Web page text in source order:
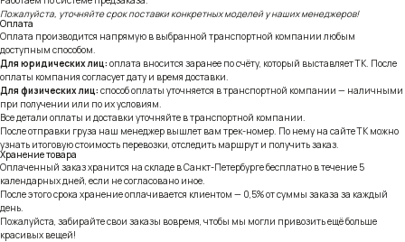
Пожалуйста, уточняйте срок поставки конкретных моделей у наших менеджеров!
Оплата
Оплата производится напрямую в выбранной транспортной компании любым
доступным способом.
Для юридических лиц: оплата вносится заранее по счёту, который выставляет ТК. После
оплаты компания согласует дату и время доставки.
Для физических лиц: способ оплаты уточняется в транспортной компании — наличными
при получении или по их условиям.
Все детали оплаты и доставки уточняйте в транспортной компании.
После отправки груза наш менеджер вышлет вам трек-номер. По нему на сайте ТК можно
узнать итоговую стоимость перевозки, отследить маршрут и получить заказ.
Хранение товара
Оплаченный заказ хранится на складе в Санкт-Петербурге бесплатно в течение 5
календарных дней, если не согласовано иное.
После этого срока хранение оплачивается клиентом — 0,5% от суммы заказа за каждый
день.
Пожалуйста, забирайте свои заказы вовремя, чтобы мы могли привозить ещё больше
красивых вещей!